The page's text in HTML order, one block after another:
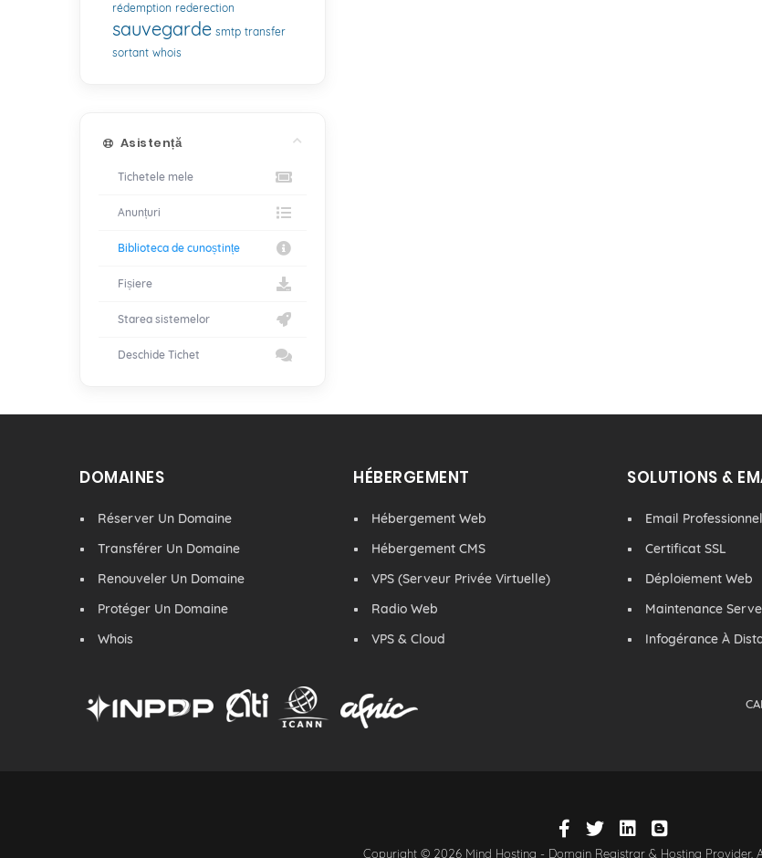
rédemption rederection
sauvegarde smtp transfer
sortant whois
Asistență
Tichetele mele
Anunțuri
Biblioteca de cunoștințe
Fișiere
Starea sistemelor
Deschide Tichet
DOMAINES
Réserver Un Domaine
Transférer Un Domaine
Renouveler Un Domaine
Protéger Un Domaine
Whois
HÉBERGEMENT
Hébergement Web
Hébergement CMS
VPS (Serveur Privée Virtuelle)
Radio Web
VPS & Cloud
SOLUTIONS &
Email Professionnel
Certificat SSL
Déploiement Web
Maintenance
Infogérance À
Copyright © 2026 Mind Hosting - Domain Registrar & Hosting Provider.